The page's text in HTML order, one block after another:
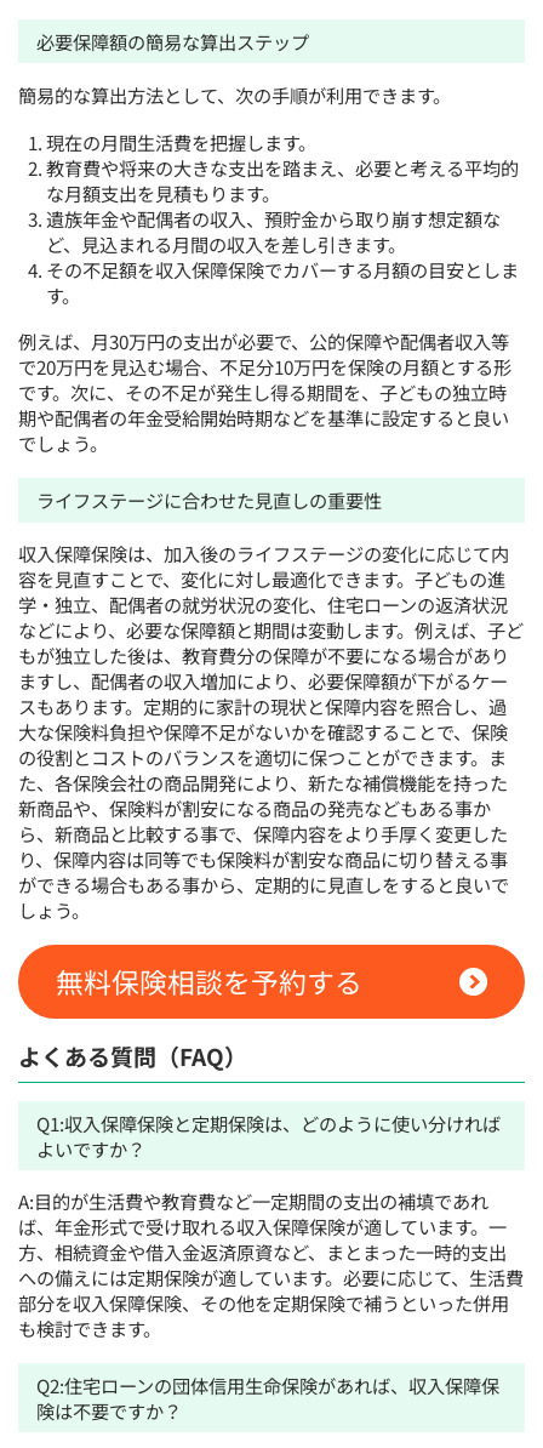
必要保障額の簡易な算出ステップ
簡易的な算出方法として、次の手順が利用できます。
現在の月間生活費を把握します。
教育費や将来の大きな支出を踏まえ、必要と考える平均的
な月額支出を見積もります。
遺族年金や配偶者の収入、預貯金から取り崩す想定額な
ど、見込まれる月間の収入を差し引きます。
その不足額を収入保障保険でカバーする月額の目安としま
す。
例えば、月30万円の支出が必要で、公的保障や配偶者収入等
で20万円を見込む場合、不足分10万円を保険の月額とする形
です。次に、その不足が発生し得る期間を、子どもの独立時
期や配偶者の年金受給開始時期などを基準に設定すると良い
でしょう。
ライフステージに合わせた見直しの重要性
収入保障保険は、加入後のライフステージの変化に応じて内
容を見直すことで、変化に対し最適化できます。子どもの進
学・独立、配偶者の就労状況の変化、住宅ローンの返済状況
などにより、必要な保障額と期間は変動します。例えば、子ど
もが独立した後は、教育費分の保障が不要になる場合があり
ますし、配偶者の収入増加により、必要保障額が下がるケー
スもあります。定期的に家計の現状と保障内容を照合し、過
大な保険料負担や保障不足がないかを確認することで、保険
の役割とコストのバランスを適切に保つことができます。ま
た、各保険会社の商品開発により、新たな補償機能を持った
新商品や、保険料が割安になる商品の発売などもある事か
ら、新商品と比較する事で、保障内容をより手厚く変更した
り、保障内容は同等でも保険料が割安な商品に切り替える事
ができる場合もある事から、定期的に見直しをすると良いで
しょう。
無料保険相談を予約する
よくある質問（FAQ）
Q1:収入保障保険と定期保険は、どのように使い分ければ
よいですか？
A:目的が生活費や教育費など一定期間の支出の補填であれ
ば、年金形式で受け取れる収入保障保険が適しています。一
方、相続資金や借入金返済原資など、まとまった一時的支出
への備えには定期保険が適しています。必要に応じて、生活費
部分を収入保障保険、その他を定期保険で補うといった併用
も検討できます。
Q2:住宅ローンの団体信用生命保険があれば、収入保障保
険は不要ですか？